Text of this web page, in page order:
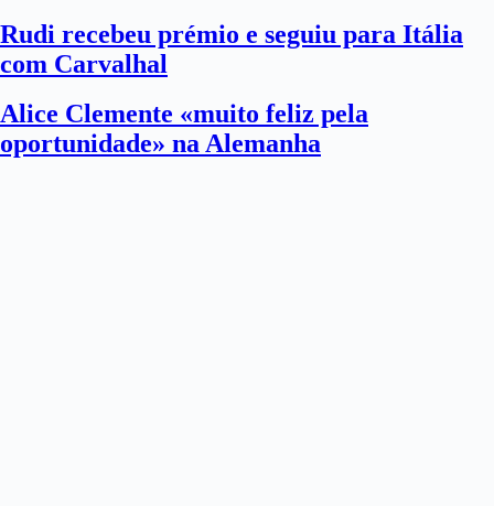
Rudi recebeu prémio e seguiu para Itália
com Carvalhal
Alice Clemente «muito feliz pela
oportunidade» na Alemanha